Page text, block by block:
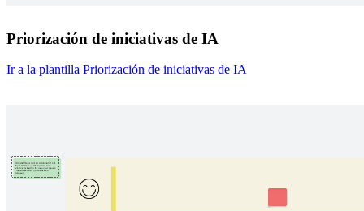
Priorización de iniciativas de IA
Ir a la plantilla Priorización de iniciativas de IA